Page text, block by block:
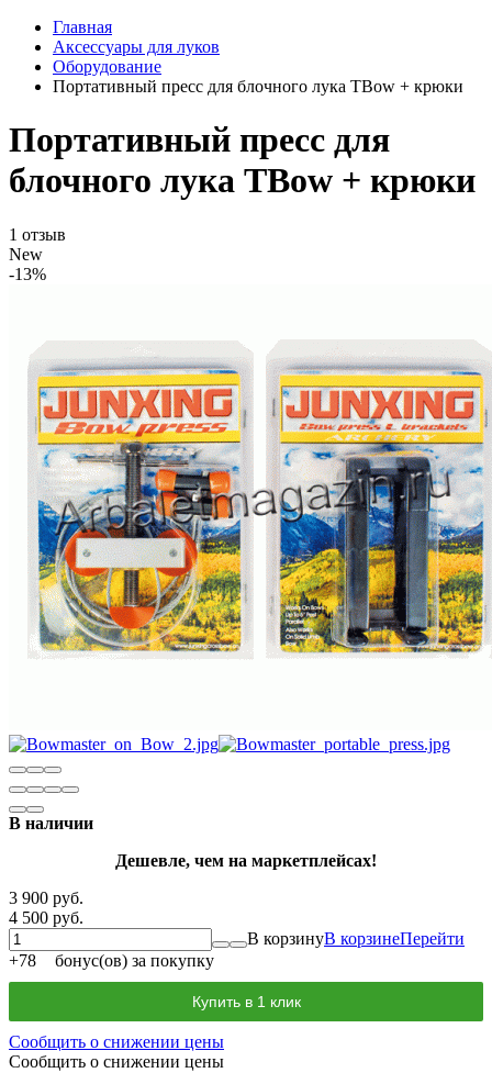
Главная
Аксессуары для луков
Оборудование
Портативный пресс для блочного лука TBow + крюки
Портативный пресс для
блочного лука TBow + крюки
1 отзыв
New
-13%
В наличии
Дешевле, чем на маркетплейсах!
3 900 руб.
4 500 руб.
В корзинуВ корзинеПерейти
+78 бонус(ов) за покупку
Купить в 1 клик
Сообщить о снижении цены
Сообщить о снижении цены